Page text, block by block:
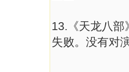
13.《天龙八部
失败。没有对